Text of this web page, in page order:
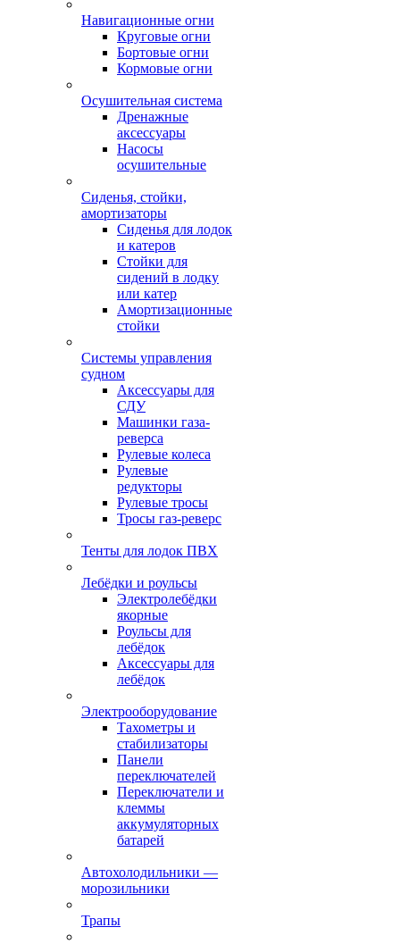
Навигационные огни
Круговые огни
Бортовые огни
Кормовые огни
Осушительная система
Дренажные
аксессуары
Насосы
осушительные
Сиденья, стойки,
амортизаторы
Сиденья для лодок
и катеров
Стойки для
сидений в лодку
или катер
Амортизационные
стойки
Системы управления
судном
Аксессуары для
СДУ
Машинки газа-
реверса
Рулевые колеса
Рулевые
редукторы
Рулевые тросы
Тросы газ-реверс
Тенты для лодок ПВХ
Лебёдки и роульсы
Электролебёдки
якорные
Роульсы для
лебёдок
Аксессуары для
лебёдок
Электрооборудование
Тахометры и
стабилизаторы
Панели
переключателей
Переключатели и
клеммы
аккумуляторных
батарей
Автохолодильники —
морозильники
Трапы